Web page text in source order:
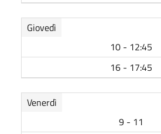
Giovedì
10 - 12:45
16 - 17:45
Venerdì
9 - 11